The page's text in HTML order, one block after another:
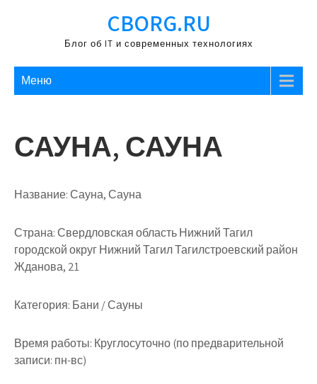
содержимому
CBORG.RU
Блог об IT и современных технологиях
Меню
САУНА, САУНА
Название:Сауна, Сауна
Страна:Свердловская область Нижний Тагил
городской округ Нижний Тагил Тагилстроевский район
Жданова, 21
Категория: Бани / Сауны
Время работы: Круглосуточно (по предварительной
записи: пн-вс)